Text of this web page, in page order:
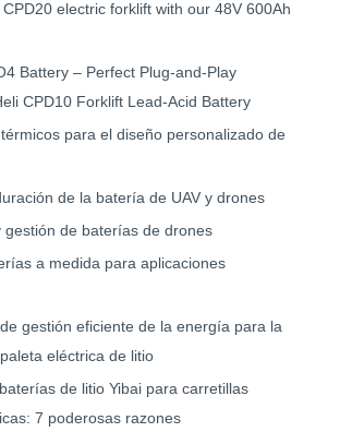
electric forklift with our 48V 600Ah
Battery – Perfect Plug-and-Play
CPD10 Forklift Lead-Acid Battery
para el diseño personalizado de
de la batería de UAV y drones
gestión de baterías de drones
a medida para aplicaciones
gestión eficiente de la energía para la
eléctrica de litio
de litio Yibai para carretillas
7 poderosas razones